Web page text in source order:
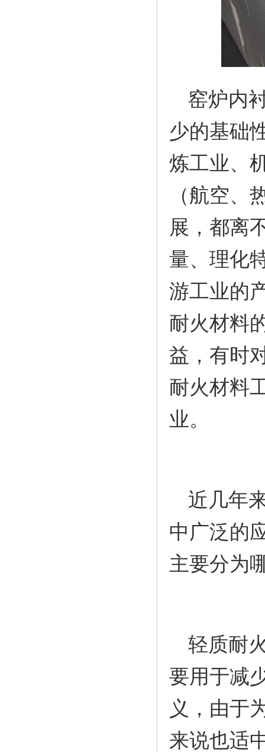
窑炉内
少的基础
炼工业、
（航空、
展，都离
量、理化
游工业的
耐火材料
益，有时
耐火材料
业。
近几年
中广泛的
主要分为
轻质耐
要用于减
义，由于
来说也适